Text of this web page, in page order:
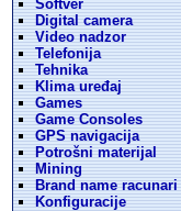
Softver
Digital camera
Video nadzor
Telefonija
Tehnika
Klima uređaj
Games
Game Consoles
GPS navigacija
Potrošni materijal
Mining
Brand name racunari
Konfiguracije